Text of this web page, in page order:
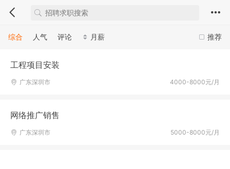
推荐
综合 人气 评论 月薪
工程项目安装
4000-8000元/月
广东深圳市
网络推广销售
5000-8000元/月
广东深圳市